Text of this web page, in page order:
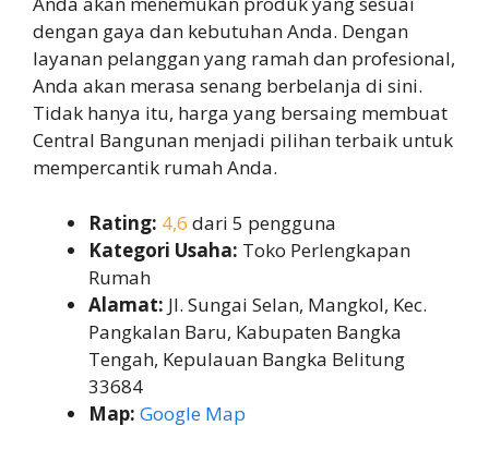
dengan gaya dan kebutuhan Anda. Dengan
layanan pelanggan yang ramah dan profesional,
Anda akan merasa senang berbelanja di sini.
Tidak hanya itu, harga yang bersaing membuat
Central Bangunan menjadi pilihan terbaik untuk
mempercantik rumah Anda.
Rating: 4,6 dari 5 pengguna
Kategori Usaha: Toko Perlengkapan
Rumah
Alamat: Jl. Sungai Selan, Mangkol, Kec.
Pangkalan Baru, Kabupaten Bangka
Tengah, Kepulauan Bangka Belitung
33684
Map: Google Map